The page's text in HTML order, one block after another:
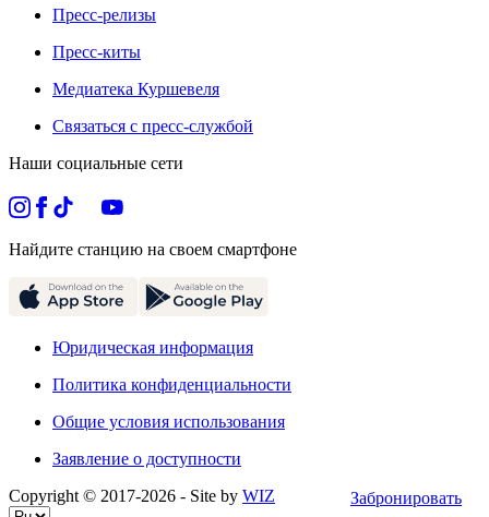
Забронировать
Пресс-релизы
Пресс-киты
Медиатека Куршевеля
Связаться с пресс-службой
Наши социальные сети
Найдите станцию на своем смартфоне
Юридическая информация
Политика конфиденциальности
Общие условия использования
Заявление о доступности
Copyright © 2017-2026 - Site by WIZ